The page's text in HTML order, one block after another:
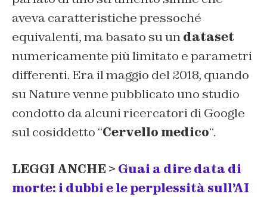
aveva caratteristiche pressoché
equivalenti, ma basato su undataset
numericamente più limitato e parametri
differenti. Era il maggio del 2018, quando
su Nature venne pubblicato uno studio
condotto da alcuni ricercatori di Google
sul cosiddetto “Cervello medico“.
LEGGI ANCHE > Guai a dire data di
morte: i dubbi e le perplessità sull’AI